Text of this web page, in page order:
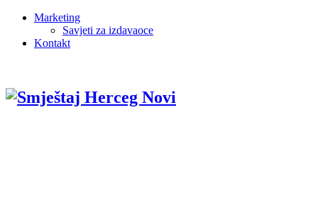
Marketing
Savjeti za izdavaoce
Kontakt